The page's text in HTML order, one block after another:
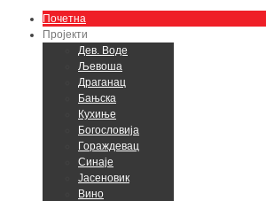
Почетна
Пројекти
Дев. Воде
Љевоша
Драганац
Бањска
Кухиње
Богословија
Гораждевац
Синаје
Јасеновик
Вино